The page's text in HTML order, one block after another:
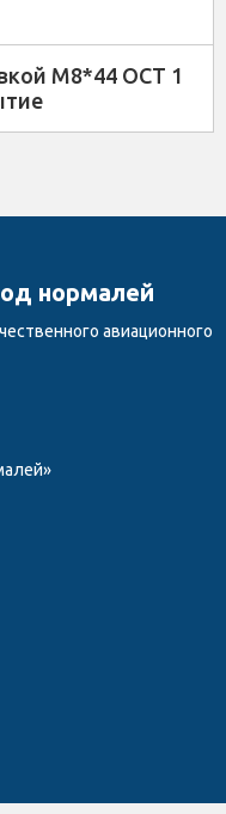
М8*44 ОСТ 1
нормалей
авиационного